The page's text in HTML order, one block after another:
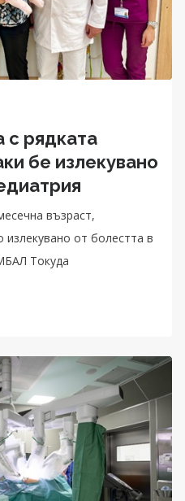
с рядката
бе излекувано
възраст,
излекувано от болестта в
Токуда